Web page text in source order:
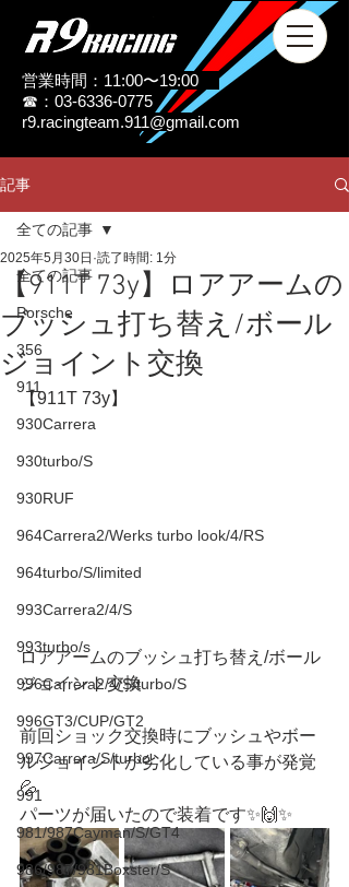
営業時間：11:00〜19:00
☎：03-6336-0775
r9.racingteam.911@gmail.com
記事
全ての記事
Porsche
356
911
930Carrera
930turbo/S
930RUF
964Carrera2/Werks turbo look/4/RS
964turbo/S/limited
993Carrera2/4/S
993turbo/s
996Carrera2/4/S/turbo/S
996GT3/CUP/GT2
997Carrera/S/turbo
991
981/987Cayman/S/GT4
986/987/981Boxster/S
全ての記事
【911T 73y】ロアアームの
ブッシュ打ち替え/ボール
ジョイント交換
2025年5月30日 読了時間: 1分
【911T 73y】
ロアアームのブッシュ打ち替え/ボール
ジョイント交換
前回ショック交換時にブッシュやボー
ルジョイントが劣化している事が発覚
💦
パーツが届いたので装着です✨🙌✨